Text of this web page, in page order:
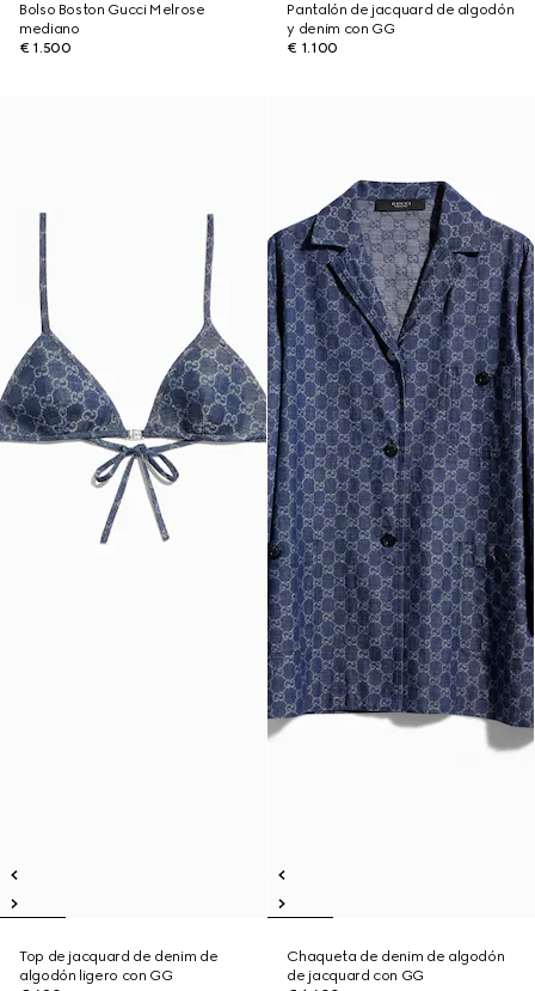
Bolso Boston Gucci Melrose
mediano
€ 1.500
Pantalón de jacquard de algodón
y denim con GG
€ 1.100
Top de jacquard de denim de
algodón ligero con GG
Chaqueta de denim de algodón
de jacquard con GG